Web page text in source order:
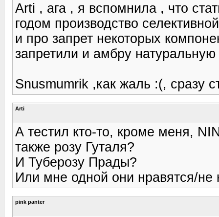
Arti , ага , я вспомнила , что
годом производство
и про запрет некоторых
запретили и амбру
Snusmumrik ,как жаль :(, сразу
Arti
А тестил кто-то, кроме меня,
также розу Гуталя?
И Туберозу Прады?
Или мне одной они нравятся/не
pink panter